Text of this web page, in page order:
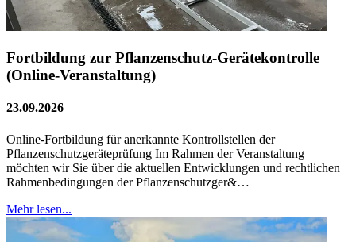
Fortbildung zur Pflanzenschutz-Gerätekontrolle
(Online-Veranstaltung)
23.09.2026
Online-Fortbildung für anerkannte Kontrollstellen der
Pflanzenschutzgeräteprüfung Im Rahmen der Veranstaltung
möchten wir Sie über die aktuellen Entwicklungen und rechtlichen
Rahmenbedingungen der Pflanzenschutzger&…
Mehr lesen...